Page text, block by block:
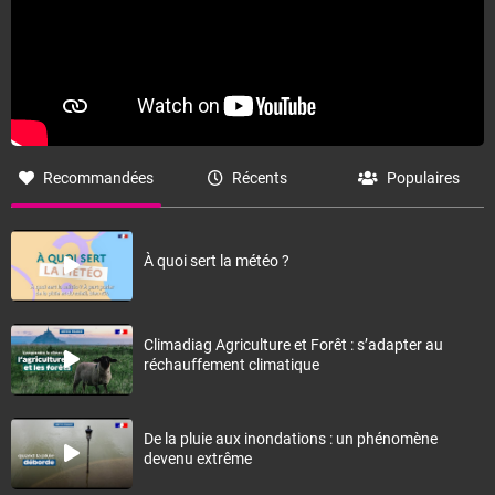
Recommandées Récents Populaires
À quoi sert la météo ?
Climadiag Agriculture et Forêt : s’adapter au
réchauffement climatique
De la pluie aux inondations : un phénomène
devenu extrême